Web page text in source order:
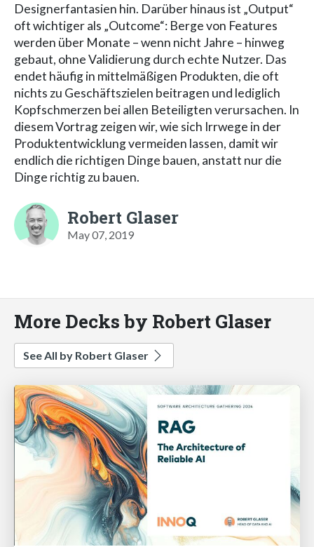
Designerfantasien hin. Darüber hinaus ist „Output“
oft wichtiger als „Outcome“: Berge von Features
werden über Monate – wenn nicht Jahre – hinweg
gebaut, ohne Validierung durch echte Nutzer. Das
endet häufig in mittelmäßigen Produkten, die oft
nichts zu Geschäftszielen beitragen und lediglich
Kopfschmerzen bei allen Beteiligten verursachen. In
diesem Vortrag zeigen wir, wie sich Irrwege in der
Produktentwicklung vermeiden lassen, damit wir
endlich die richtigen Dinge bauen, anstatt nur die
Dinge richtig zu bauen.
Robert Glaser
May 07, 2019
More Decks by Robert Glaser
See All by Robert Glaser